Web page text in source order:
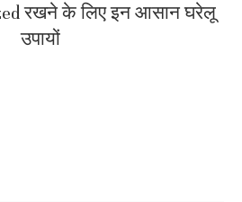
रखने के लिए इन आसान घरेलू
उपायों